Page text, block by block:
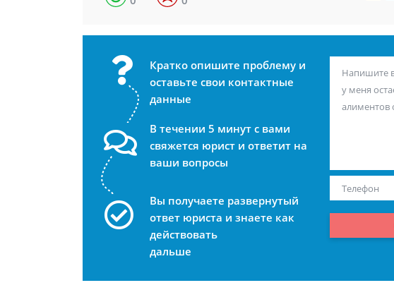
Кратко опишите проблему и
оставьте свои контактные
данные
В течении 5 минут с вами
свяжется юрист и ответит на
ваши вопросы
Вы получаете развернутый
ответ юриста и знаете как
действовать
дальше